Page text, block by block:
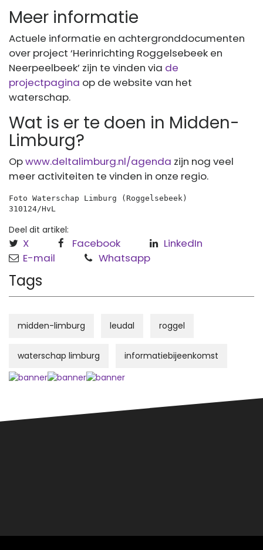
Meer informatie
Actuele informatie en achtergronddocumenten
over project ‘Herinrichting Roggelsebeek en
Neerpeelbeek’ zijn te vinden via de
projectpagina op de website van het
waterschap.
Wat is er te doen in Midden-
Limburg?
Opwww.deltalimburg.nl/agenda zijn nog veel
meer activiteiten te vinden in onze regio.
Foto Waterschap Limburg (Roggelsebeek)
310124/HvL
Deel dit artikel:
X Facebook
LinkedIn
E-mail
Whatsapp
Tags
midden-limburg leudal roggel
waterschap limburg informatiebijeenkomst